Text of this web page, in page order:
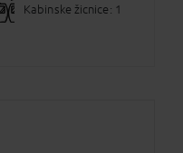
Kabinske žicnice: 1